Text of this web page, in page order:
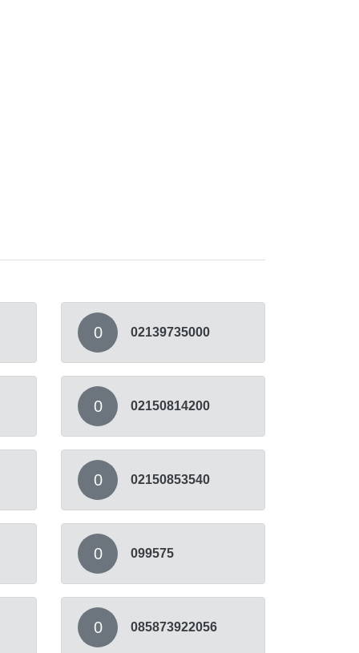
0 02139735000
0 02150814200
0 02150853540
0 099575
0 085873922056